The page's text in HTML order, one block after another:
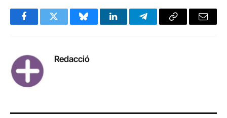
FacebookTwitter BlueskyLinkedInTelegramCopy
Email
Redacció